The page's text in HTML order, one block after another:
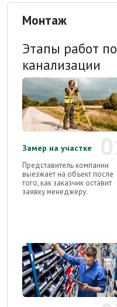
Монтаж
Этапы работ
канализации
Замер на участке
Представитель компании
выезжает на объект после
того, как заказчик оставит
заявку менеджеру.